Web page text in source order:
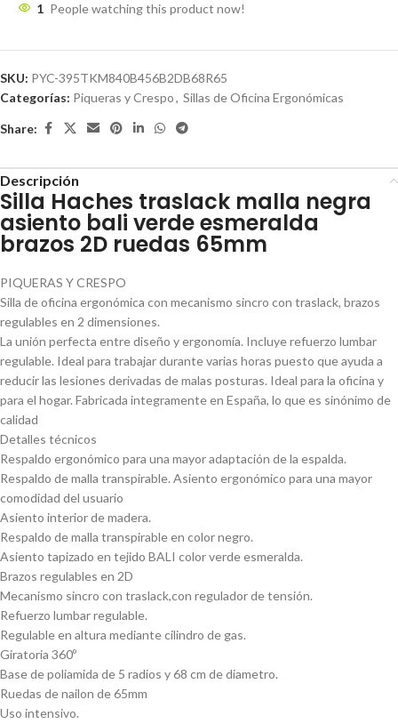
1 People watching this product now!
SKU: PYC-395TKM840B456B2DB68R65
Categorías: Piqueras y Crespo, Sillas de Oficina Ergonómicas
Share:
Descripción
Silla Haches traslack malla negra
asiento bali verde esmeralda
brazos 2D ruedas 65mm
PIQUERAS Y CRESPO
Silla de oficina ergonómica con mecanismo sincro con traslack, brazos
regulables en 2 dimensiones.
La unión perfecta entre diseño y ergonomía. Incluye refuerzo lumbar
regulable. Ideal para trabajar durante varias horas puesto que ayuda a
reducir las lesiones derivadas de malas posturas. Ideal para la oficina y
para el hogar. Fabricada integramente en España, lo que es sinónimo de
calidad
Detalles técnicos
Respaldo ergonómico para una mayor adaptación de la espalda.
Respaldo de malla transpirable. Asiento ergonómico para una mayor
comodidad del usuario
Asiento interior de madera.
Respaldo de malla transpirable en color negro.
Asiento tapizado en tejido BALI color verde esmeralda.
Brazos regulables en 2D
Mecanismo sincro con traslack,con regulador de tensión.
Refuerzo lumbar regulable.
Regulable en altura mediante cilindro de gas.
Giratoria 360º
Base de poliamida de 5 radios y 68 cm de diametro.
Ruedas de nailon de 65mm
Uso intensivo.